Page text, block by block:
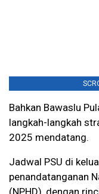
Bahkan Bawaslu
langkah-langkah
2025 mendatang.
Jadwal PSU di
penandatanganan